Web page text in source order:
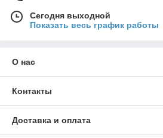
Сегодня выходной
Показать весь график работы
О нас
Контакты
Доставка и оплата